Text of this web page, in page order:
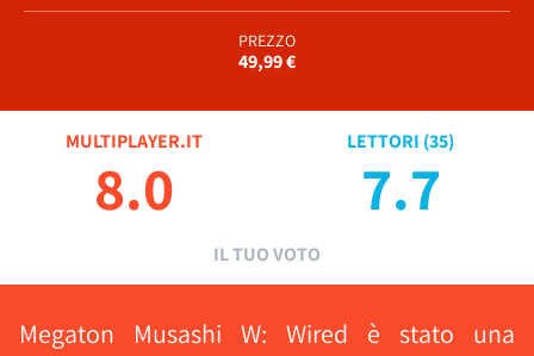
PREZZO
49,99 €
MULTIPLAYER.IT
8.0
LETTORI (35)
7.7
IL TUO VOTO
Megaton Musashi W: Wired è stato una